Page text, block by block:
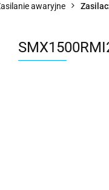
awaryjne